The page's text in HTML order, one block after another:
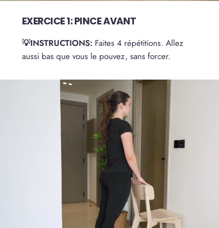
EXERCICE 1: PINCE AVANT
💡INSTRUCTIONS: Faites 4 répétitions. Allez
aussi bas que vous le pouvez, sans forcer.